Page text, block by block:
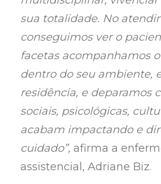
sua totalidade. No
conseguimos ver o
facetas acompanhamos
dentro do seu ambiente,
residência, e deparamos
sociais, psicológicas,
acabam impactando e
cuidado”, afirma a
assistencial, Adriane Biz.